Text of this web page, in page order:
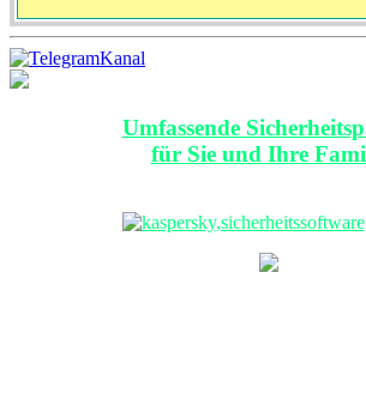
Umfassende
für Sie und Ihre